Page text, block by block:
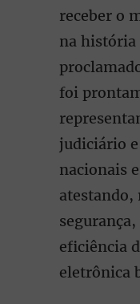
receber o
na história
foi
judiciário
nacionais
atestando,
eficiência
eletrônica